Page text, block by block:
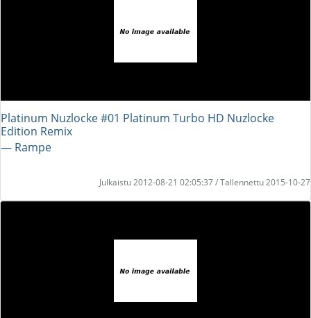
Platinum Nuzlocke #01 Platinum Turbo HD Nuzlocke
Edition Remix
― Rampe
Julkaistu 2012-08-21 02:05:37 / Tallennettu 2015-10-27